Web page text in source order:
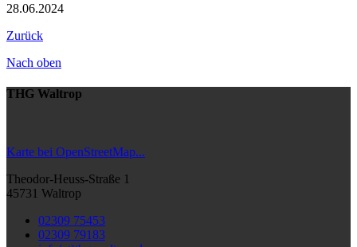
28.06.2024
Zurück
Nach oben
THG Waltrop
Karte bei OpenStreetMap...
Theodor-Heuss-Straße 1
45731 Waltrop
02309 75453
02309 79183